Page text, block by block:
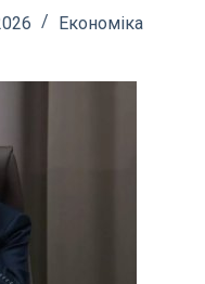
Економіка